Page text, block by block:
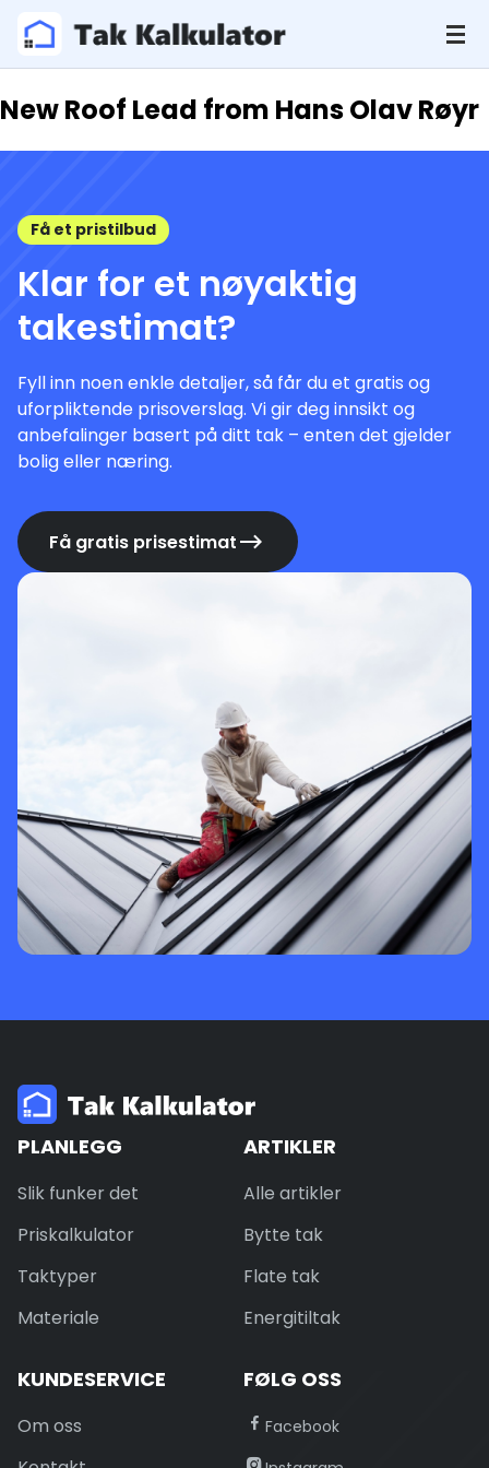
New Roof Lead from Hans Olav Røyr
Få et pristilbud
Klar for et nøyaktig
takestimat?
Fyll inn noen enkle detaljer, så får du et gratis og
uforpliktende prisoverslag. Vi gir deg innsikt og
anbefalinger basert på ditt tak – enten det gjelder
bolig eller næring.
Få gratis prisestimat
PLANLEGG
Slik funker det
Priskalkulator
Taktyper
Materiale
ARTIKLER
Alle artikler
Bytte tak
Flate tak
Energitiltak
KUNDESERVICE
Om oss
FØLG OSS
Facebook